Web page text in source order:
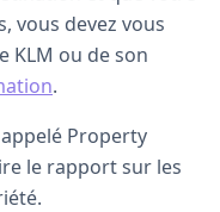
vous devez vous
KLM ou de son
.
Property
le rapport sur les